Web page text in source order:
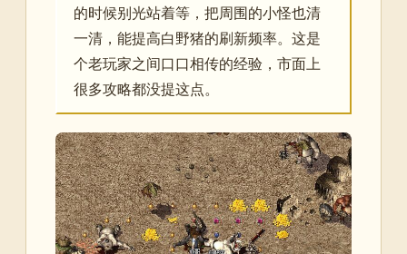
的时候别光站着等，把周围的小怪也清
一清，能提高白野猪的刷新频率。这是
个老玩家之间口口相传的经验，市面上
很多攻略都没提这点。